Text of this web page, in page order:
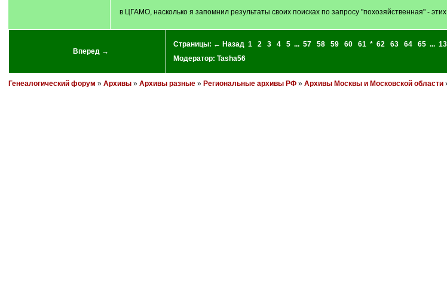
в ЦГАМО, насколько я запомнил результаты своих поисках по запросу "похозяйственная" -
Вперед →
Страницы: ← Назад 1 2 3 4 5 ... 57 58 59 60 61 * 62 63 64 65 ...
Модератор: Tasha56
Генеалогический форум » Архивы» Архивы разные» Региональные архивы РФ» Архивы Москвы и Московской области